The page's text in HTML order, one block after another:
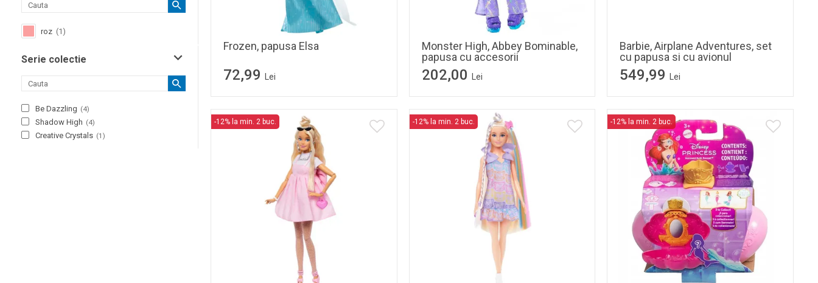
roz (1 )
Serie colectie
Be Dazzling (4)
Shadow High (4)
Creative Crystals (1 )
Frozen, papusa Elsa
72,99 Lei
Monster High, Abbey Bominable,
papusa cu accesorii
202,00 Lei
Barbie, Airplane Adventures, set
cu papusa si cu avionul
549,99 Lei
-12% la min. 2 buc. -12% la min. 2 buc. -12% la min. 2 buc.